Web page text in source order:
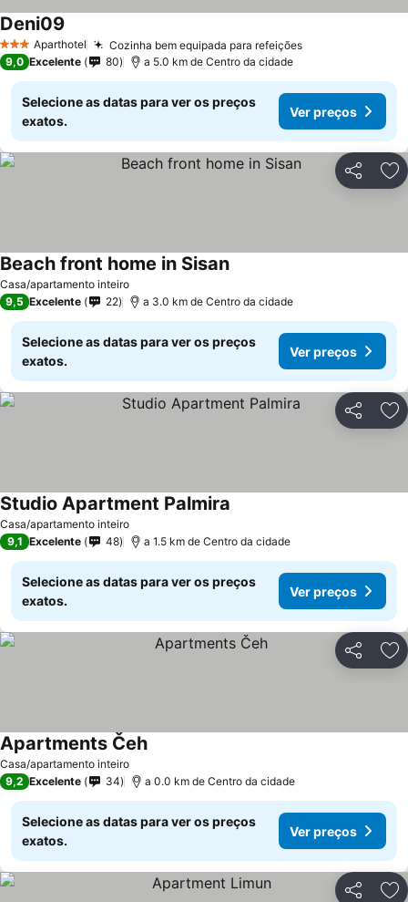
3 EstrelasAparthotel Cozinha bem equipada para refeições
Deni09
9,0 Excelente 80 a 5.0 km de Centro da cidade
Selecione as datas para ver os preços
exatos.
Ver preços
Partilhar
Casa/apartamento inteiro
Beach front home in Sisan
9,5 Excelente 22 a 3.0 km de Centro da cidade
Selecione as datas para ver os preços
exatos.
Ver preços
Partilhar
Casa/apartamento inteiro
Studio Apartment Palmira
9,1 Excelente 48 a 1.5 km de Centro da cidade
Selecione as datas para ver os preços
exatos.
Ver preços
Partilhar
Casa/apartamento inteiro
Apartments Čeh
9,2 Excelente 34 a 0.0 km de Centro da cidade
Selecione as datas para ver os preços
exatos.
Ver preços
Partilhar